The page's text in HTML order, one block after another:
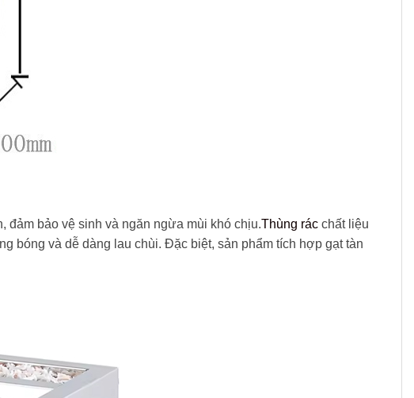
đảm bảo vệ sinh và ngăn ngừa mùi khó chịu.Thùng rác chất liệu
bóng và dễ dàng lau chùi. Đặc biệt, sản phẩm tích hợp gạt tàn